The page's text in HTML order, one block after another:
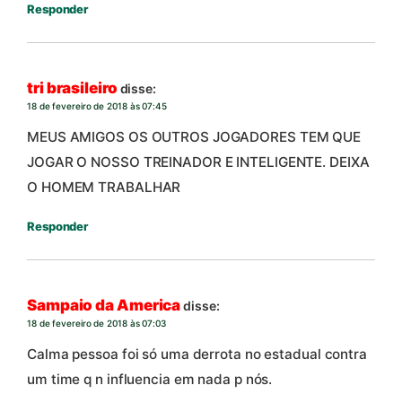
Responder
tri brasileiro disse:
18 de fevereiro de 2018 às 07:45
MEUS AMIGOS OS OUTROS JOGADORES TEM QUE
JOGAR O NOSSO TREINADOR E INTELIGENTE. DEIXA
O HOMEM TRABALHAR
Responder
Sampaio da Americadisse:
18 de fevereiro de 2018 às 07:03
Calma pessoa foi só uma derrota no estadual contra
um time q n influencia em nada p nós.